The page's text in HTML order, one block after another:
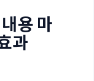
용 마
과